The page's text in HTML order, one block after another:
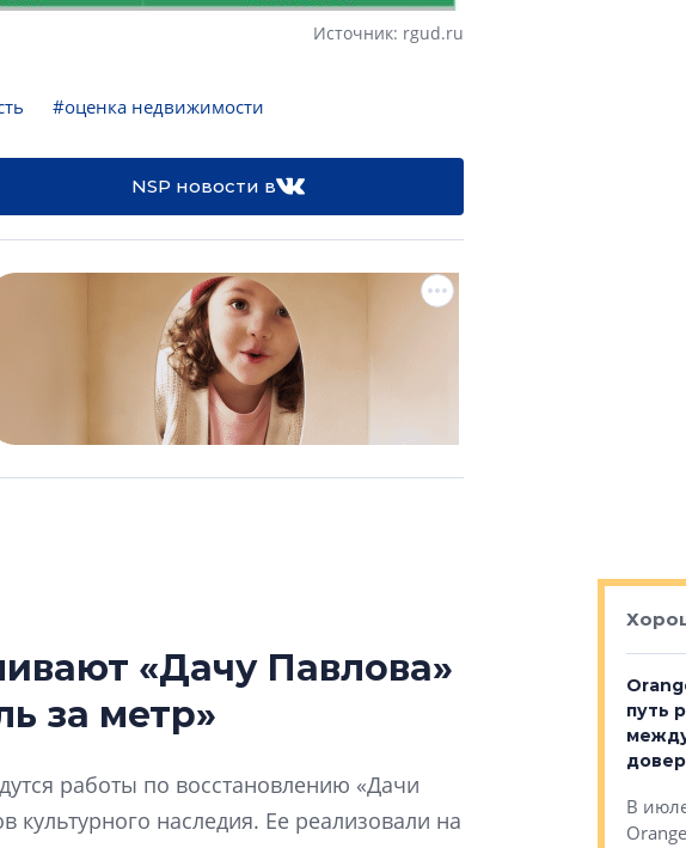
Источник: rgud.ru
#оценка недвижимости
NSP новости в
«Дачу Павлова»
за метр»
работы по восстановлению «Дачи
наследия. Ее реализовали на
В Санкт-Петербурге выбрали
девятый сезон творческого
строить и жить помогает»
путь
В